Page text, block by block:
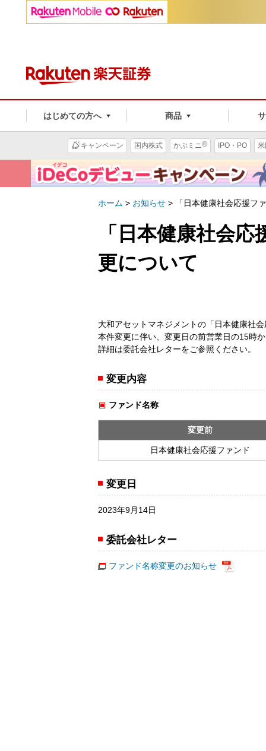
はじめての方へ 商品
キャンペーン 国内株式 かぶミニ® IPO・PO
ホーム > お知らせ > 「日本健康社会応援フ
「日本健康社会
更について
大和アセットマネジメントの「日本健康社
本件変更に伴い、変更日の前営業日の15時
詳細は委託会社レターをご参照ください。
変更内容
ファンド名称
変更前
日本健康社会応援ファンド
変更日
2023年9月14日
委託会社レター
ファンド名称変更のお知らせ